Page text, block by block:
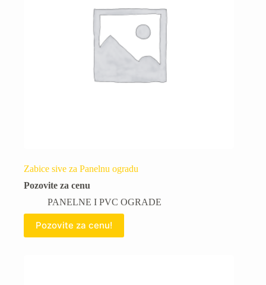
Zabice sive za Panelnu ogradu
Pozovite za cenu
PANELNE I PVC OGRADE
Pozovite za cenu!